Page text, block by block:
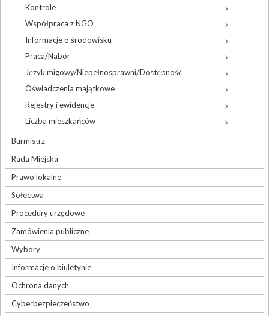
Kontrole
Współpraca z NGO
Informacje o środowisku
Praca/Nabór
Język migowy/Niepełnosprawni/Dostępność
Oświadczenia majątkowe
Rejestry i ewidencje
Liczba mieszkańców
Burmistrz
Rada Miejska
Prawo lokalne
Sołectwa
Procedury urzędowe
Zamówienia publiczne
Wybory
Informacje o biuletynie
Ochrona danych
Cyberbezpieczeństwo